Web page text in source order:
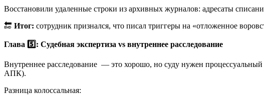
Восстановили удаленные строки из архивных журналов: адресаты
🔚 Итог: сотрудник признался, что писал триггеры на «отложенное
Глава 5️⃣: Судебная экспертиза vs внутреннее расследование
Внутреннее расследование — это хорошо, но суду нужен
АПК).
Разница колоссальная: